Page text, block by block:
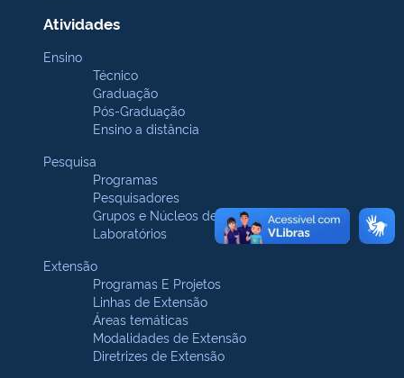
Atividades
Ensino
Técnico
Graduação
Pós-Graduação
Ensino a distância
Pesquisa
Programas
Pesquisadores
Grupos e Núcleos de pesquisa
Laboratórios
Extensão
Programas E Projetos
Linhas de Extensão
Áreas temáticas
Modalidades de Extensão
Diretrizes de Extensão